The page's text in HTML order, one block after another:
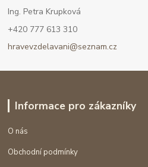
Ing. Petra Krupková
+420 777 613 310
hravevzdelavani@seznam.cz
Informace pro zákazníky
O nás
Obchodní podmínky